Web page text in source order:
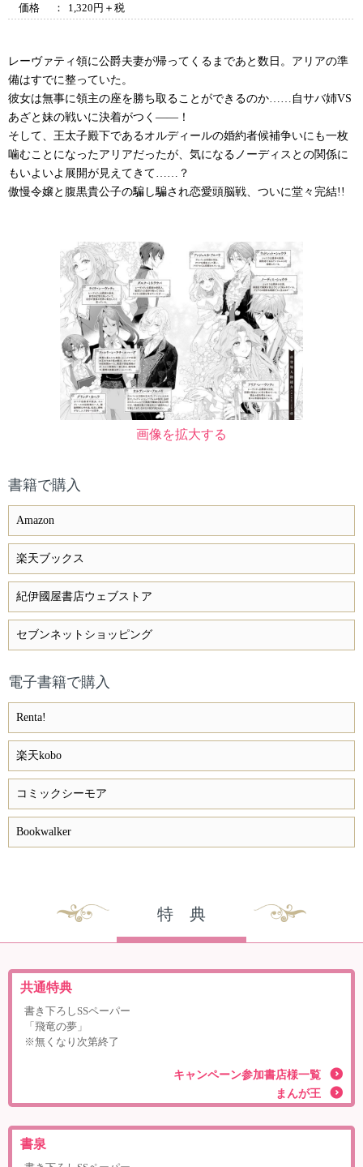
価格
： 1,320円＋税
レーヴァティ領に公爵夫妻が帰ってくるまであと数日。アリアの準
備はすでに整っていた。
彼女は無事に領主の座を勝ち取ることができるのか……自サバ姉VS
あざと妹の戦いに決着がつく――！
そして、王太子殿下であるオルディールの婚約者候補争いにも一枚
噛むことになったアリアだったが、気になるノーディスとの関係に
もいよいよ展開が見えてきて……？
傲慢令嬢と腹黒貴公子の騙し騙され恋愛頭脳戦、ついに堂々完結!!
画像を拡大する
書籍で購入
Amazon
楽天ブックス
紀伊國屋書店ウェブストア
セブンネットショッピング
電子書籍で購入
Renta!
楽天kobo
コミックシーモア
Bookwalker
特 典
共通特典
書き下ろしSSペーパー
「飛竜の夢」
※無くなり次第終了
キャンペーン参加書店様一覧
まんが王
書泉